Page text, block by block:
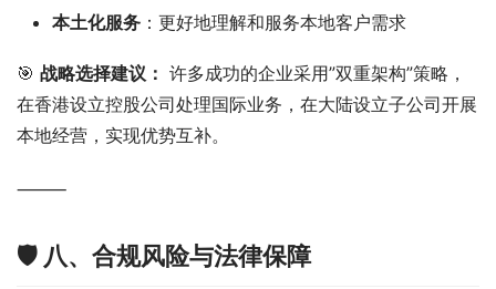
本土化服务 ：更好地理解和服务本地客户需求
🎯 战略选择建议： 许多成功的企业采用”双重架构”策略，
在香港设立控股公司处理国际业务，在大陆设立子公司开展
本地经营，实现优势互补。
⸻
🛡️ 八、合规风险与法律保障